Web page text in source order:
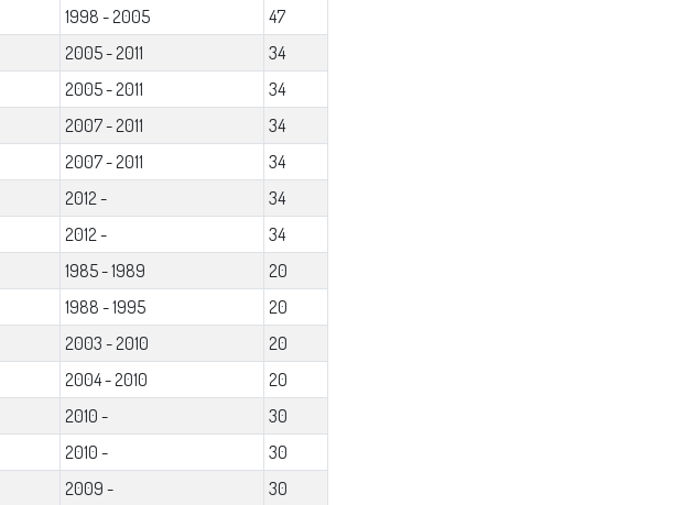
1998 - 2005
47
2005 - 2011
34
2005 - 2011
34
2007 - 2011
34
2007 - 2011
34
2012 -
34
2012 -
34
1985 - 1989
20
1988 - 1995
20
2003 - 2010
20
2004 - 2010
20
2010 -
30
2010 -
30
2009 -
30